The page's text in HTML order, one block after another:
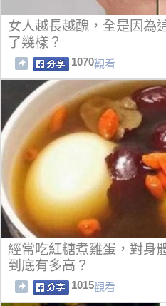
女人越長越醜，全是因為
了幾樣？
1070觀看
經常吃紅糖煮雞蛋，對身
到底有多高？
1015觀看